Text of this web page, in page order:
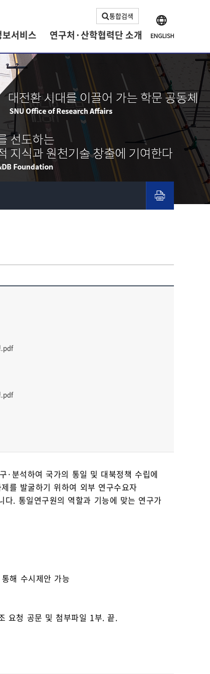
통합검색
보서비스 연구처·산학협력단 소개
.pdf
.pdf
·분석하여 국가의 통일 및 대북정책 수립에
를 발굴하기 위하여 외부 연구수요자
. 통일연구원의 역할과 기능에 맞는 연구가
해 수시제안 가능
요청 공문 및 첨부파일 1부. 끝.